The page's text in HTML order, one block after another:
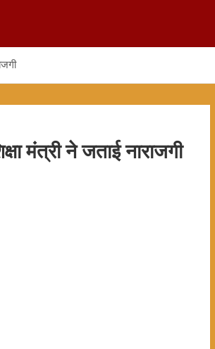
मंत्री ने जताई नाराजगी